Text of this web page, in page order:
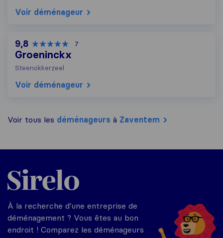
Voir déménageur
9,8 7
Groeninckx
Steenokkerzeel
Voir déménageur
Voir tous les déménageurs à Zaventem
Sirelo.be
À la recherche d'une entreprise de
déménagement ? Vous êtes au bon
endroit ! Comparez les déménageurs